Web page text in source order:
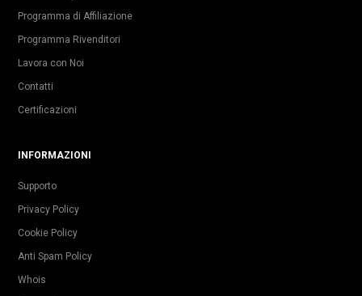
Programma di Affiliazione
Programma Rivenditori
Lavora con Noi
Contatti
Certificazioni
INFORMAZIONI
Supporto
Privacy Policy
Cookie Policy
Anti Spam Policy
Whois